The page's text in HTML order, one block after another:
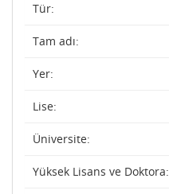
Tür:
Tam adı:
Yer:
Lise:
Üniversite:
Yüksek Lisans ve Doktora: